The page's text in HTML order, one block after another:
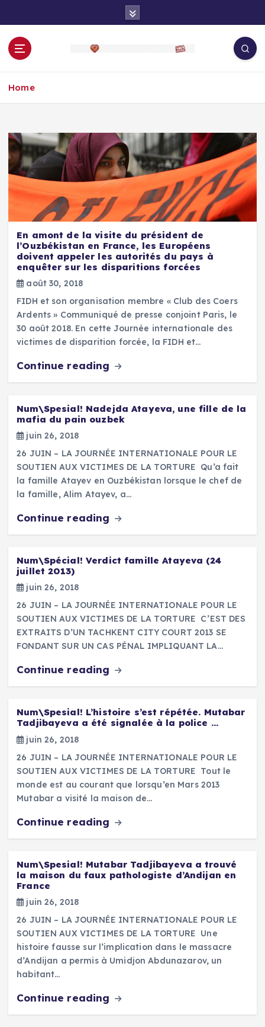
o
Home
En amont de la visite du président de
l’Ouzbékistan en France, les Européens
doivent appeler les autorités du pays à
enquêter sur les disparitions forcées
août 30, 2018
FIDH et son organisation membre « Club des Coers
Ardents » Communiqué de presse conjoint Paris, le
30 août 2018. En cette Journée internationale des
victimes de disparition forcée, la FIDH et…
Continue reading
Num\Spesial! Nadejda Atayeva, une fille de la
mafia du pain ouzbek
juin 26, 2018
26 JUIN – LA JOURNÉE INTERNATIONALE POUR LE
SOUTIEN AUX VICTIMES DE LA TORTURE Qu’a fait
la famille Atayev en Ouzbékistan lorsque le chef de
la famille, Alim Atayev, a…
Continue reading
Num\Spécial! Verdict famille Atayeva (24
juillet 2013)
juin 26, 2018
26 JUIN – LA JOURNÉE INTERNATIONALE POUR LE
SOUTIEN AUX VICTIMES DE LA TORTURE C’EST DES
EXTRAITS D’UN TACHKENT CITY COURT 2013 SE
FONDANT SUR UN CAS PÉNAL IMPLIQUANT LA…
Continue reading
Num\Spesial! L’histoire s’est répétée. Mutabar
Tadjibayeva a été signalée à la police …
juin 26, 2018
26 JUIN – LA JOURNÉE INTERNATIONALE POUR LE
SOUTIEN AUX VICTIMES DE LA TORTURE Tout le
monde est au courant que lorsqu’en Mars 2013
Mutabar a visité la maison de…
Continue reading
Num\Spesial! Mutabar Tadjibayeva a trouvé
la maison du faux pathologiste d’Andijan en
France
juin 26, 2018
26 JUIN – LA JOURNÉE INTERNATIONALE POUR LE
SOUTIEN AUX VICTIMES DE LA TORTURE Une
histoire fausse sur l’implication dans le massacre
d’Andijan a permis à Umidjon Abdunazarov, un
habitant…
Continue reading